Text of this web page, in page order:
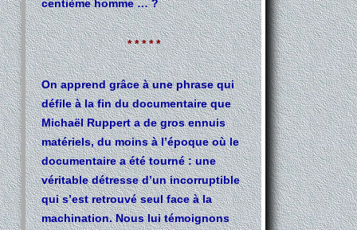
centième homme … ?
* * * * *
On apprend grâce à une phrase qui
défile à la fin du documentaire que
Michaël Ruppert a de gros ennuis
matériels, du moins à l’époque où le
documentaire a été tourné : une
véritable détresse d’un incorruptible
qui s’est retrouvé seul face à la
machination. Nous lui témoignons